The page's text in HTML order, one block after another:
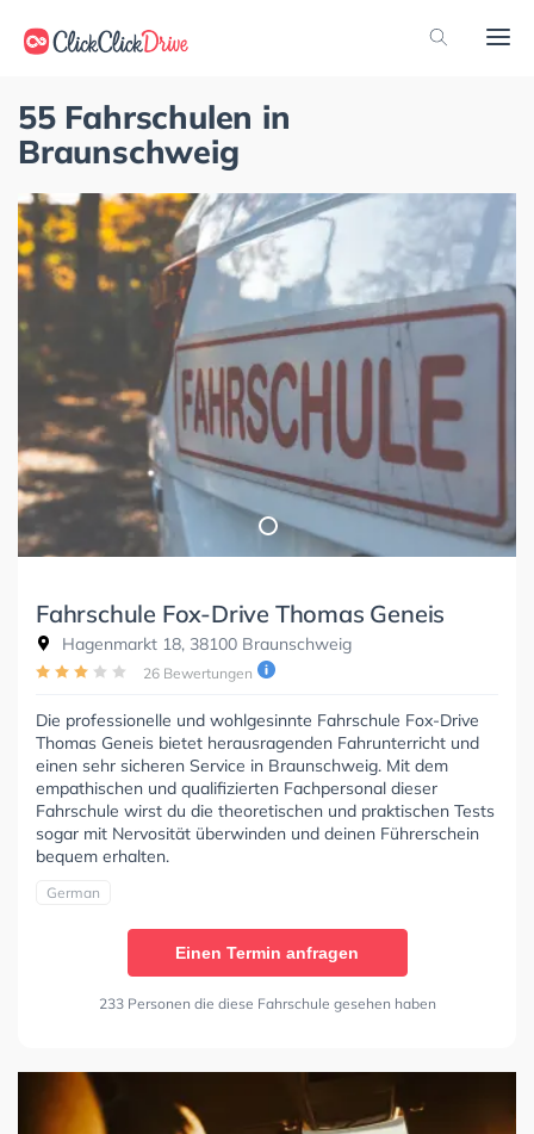
55 Fahrschulen in
Braunschweig
Fahrschule Fox-Drive Thomas Geneis
Hagenmarkt 18, 38100 Braunschweig
26 Bewertungen
Die professionelle und wohlgesinnte Fahrschule Fox-Drive
Thomas Geneis bietet herausragenden Fahrunterricht und
einen sehr sicheren Service in Braunschweig. Mit dem
empathischen und qualifizierten Fachpersonal dieser
Fahrschule wirst du die theoretischen und praktischen Tests
sogar mit Nervosität überwinden und deinen Führerschein
bequem erhalten.
German
Einen Termin anfragen
233 Personen die diese Fahrschule gesehen haben